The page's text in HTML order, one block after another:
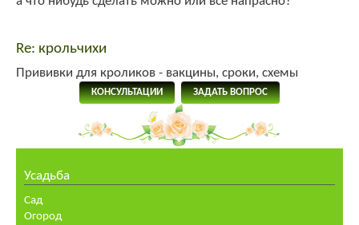
Re: крольчихи
Прививки для кроликов - вакцины, сроки, схемы
КОНСУЛЬТАЦИИ ЗАДАТЬ ВОПРОС
Усадьба
Сад
Огород